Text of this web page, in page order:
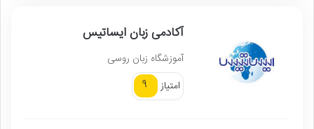
آکادمی زبان ایساتیس
آموزشگاه زبان روسی
امتیاز
9